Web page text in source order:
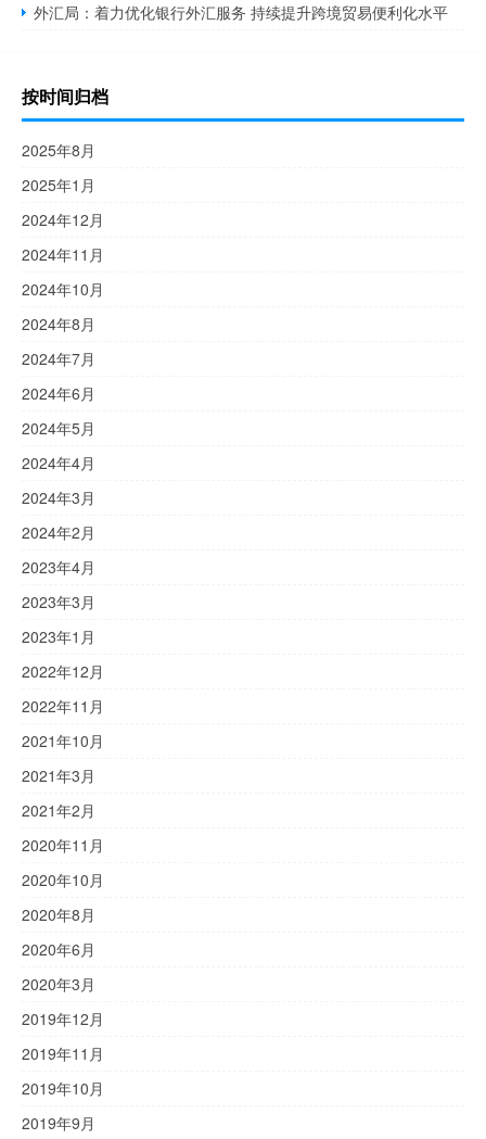
外汇局：着力优化银行外汇服务 持续提升跨境贸易便利化水平
按时间归档
2025年8月
2025年1月
2024年12月
2024年11月
2024年10月
2024年8月
2024年7月
2024年6月
2024年5月
2024年4月
2024年3月
2024年2月
2023年4月
2023年3月
2023年1月
2022年12月
2022年11月
2021年10月
2021年3月
2021年2月
2020年11月
2020年10月
2020年8月
2020年6月
2020年3月
2019年12月
2019年11月
2019年10月
2019年9月